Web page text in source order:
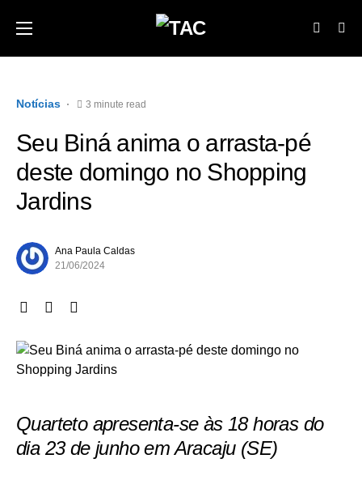
Notícias 3 minute read
Seu Biná anima o arrasta-pé
deste domingo no Shopping
Jardins
Ana Paula Caldas
21/06/2024
Quarteto apresenta-se às 18 horas do
dia 23 de junho em Aracaju (SE)